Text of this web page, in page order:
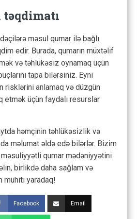
təqdimatı
məsul qumar ilə bağlı
edir. Burada, qumarın müxtəlif
və təhlükəsiz oynamaq üçün
tapa bilərsiniz. Eyni
risklərini anlamaq və düzgün
etmək üçün faydalı resurslar
həmçinin təhlükəsizlik və
məlumat əldə edə bilərlər. Bizim
qumar mədəniyyətini
birlikdə daha sağlam və
mühiti yaradaq!
Facebook Email